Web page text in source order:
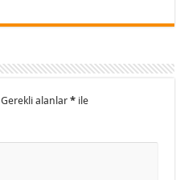
Gerekli alanlar* ile